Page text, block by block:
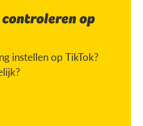
op
instellen op TikTok?